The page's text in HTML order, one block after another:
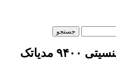
مشخصات تراشه دیمنسیتی ۹۴۰۰ مدیاتک